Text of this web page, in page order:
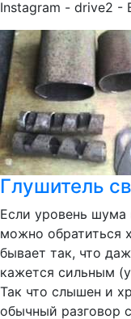
Instagram - drive2 -
Глушитель
Если уровень
можно обратиться
бывает так, что
кажется сильным
Так что слышен и
обычный разговор